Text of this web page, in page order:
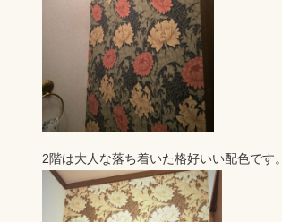
2階は大人な落ち着いた格好いい配色です。